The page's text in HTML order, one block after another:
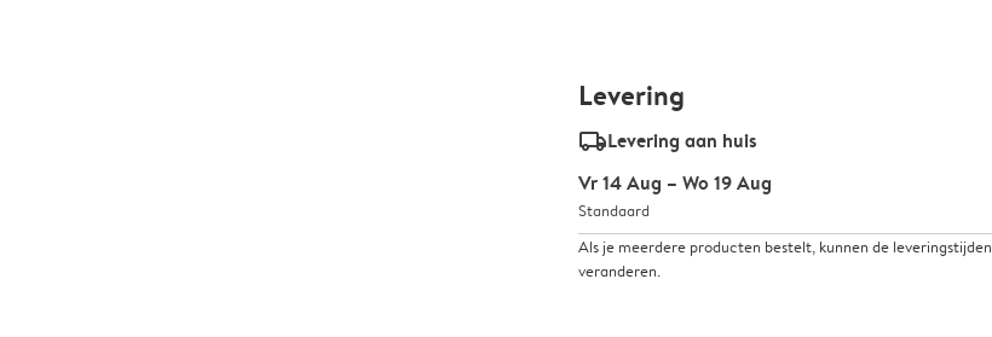
Levering
delivery_standard_v2Levering aan huis
Vr 14 Aug – Wo 19 Aug
Standaard
Als je meerdere producten bestelt, kunnen de leveringstijden
veranderen.